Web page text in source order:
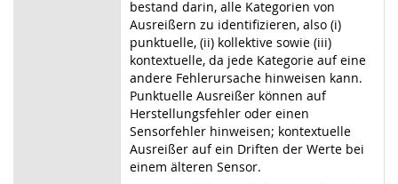
bestand darin, alle Kategorien von
Ausreißern zu identifizieren, also (i)
punktuelle, (ii) kollektive sowie (iii)
kontextuelle, da jede Kategorie auf eine
andere Fehlerursache hinweisen kann.
Punktuelle Ausreißer können auf
Herstellungsfehler oder einen
Sensorfehler hinweisen; kontextuelle
Ausreißer auf ein Driften der Werte bei
einem älteren Sensor.